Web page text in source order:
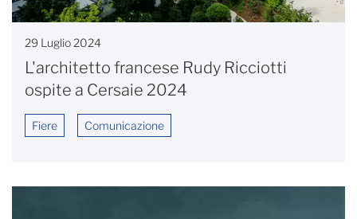
29 Luglio 2024
L'architetto francese Rudy Ricciotti
ospite a Cersaie 2024
Fiere Comunicazione